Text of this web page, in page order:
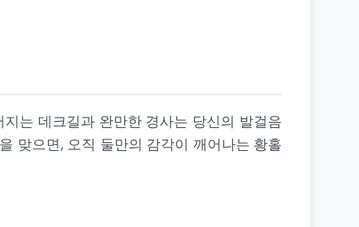
는 데크길과 완만한 경사는 당신의 발걸음
맞으면, 오직 둘만의 감각이 깨어나는 황홀